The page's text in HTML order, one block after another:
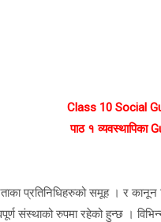
Class 10 Social
पाठ १व्यवस्थापिका
समूह । र कानून
संस्थाको रुपमा रहेको हुन्छ ।